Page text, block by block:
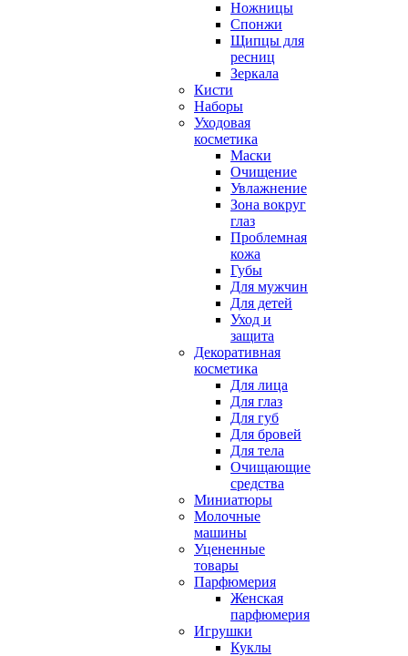
Ножницы
Спонжи
Щипцы для
ресниц
Зеркала
Кисти
Наборы
Уходовая
косметика
Маски
Очищение
Увлажнение
Зона вокруг
глаз
Проблемная
кожа
Губы
Для мужчин
Для детей
Уход и
защита
Декоративная
косметика
Для лица
Для глаз
Для губ
Для бровей
Для тела
Очищающие
средства
Миниатюры
Молочные
машины
Уцененные
товары
Парфюмерия
Женская
парфюмерия
Игрушки
Куклы